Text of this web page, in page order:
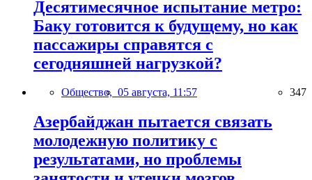
Десятимесячное испытание метро:
Баку готовится к будущему, но как
пассажиры справятся с
сегодняшней нагрузкой?
Общество, 05 августа, 11:57 347
Азербайджан пытается связать
молодежную политику с
результатами, но проблемы